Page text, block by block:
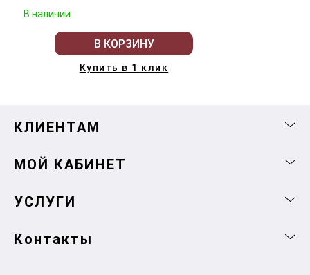
В наличии
В КОРЗИНУ
Купить в 1 клик
КЛИЕНТАМ
МОЙ КАБИНЕТ
УСЛУГИ
Контакты